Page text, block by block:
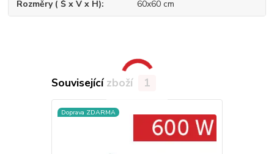
Rozměry ( Š x V x H) 60x60 cm
Související zboží 1
Doprava ZDARMA